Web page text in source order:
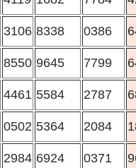
3106 8338 0386
8550 9645 7799
4461 5584 2787
0502 5364 2084
2984 6924 0371